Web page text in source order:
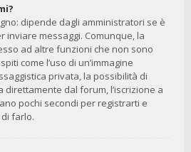
dipende dagli amministratori se è
inviare messaggi. Comunque, la
ad altre funzioni che non sono
come l’uso di un’immagine
privata, la possibilità di
direttamente dal forum, l’iscrizione a
pochi secondi per registrarti e
farlo.